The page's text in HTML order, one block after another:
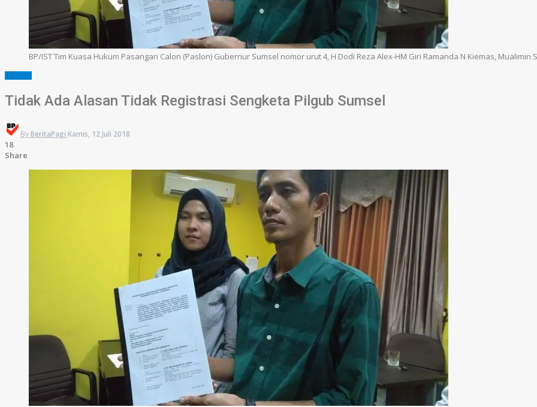
BP/IST Tim Kuasa Hukum Pasangan Calon (Paslon) Gubernur Sumsel nomor urut 4, H Dodi Reza Alex-HM Giri Ramanda N Kiemas, Mualimin
Tidak Ada Alasan Tidak Registrasi Sengketa Pilgub Sumsel
By BeritaPagi Kamis, 12 Juli 2018
18
Share